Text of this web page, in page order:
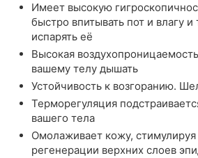
Имеет высокую
быстро впитывать пот и влагу
испарять её
Высокая
вашему телу дышать
Устойчивость к возгоранию.
Терморегуляция
вашего тела
Омолаживает кожу,
регенерации верхних слоев